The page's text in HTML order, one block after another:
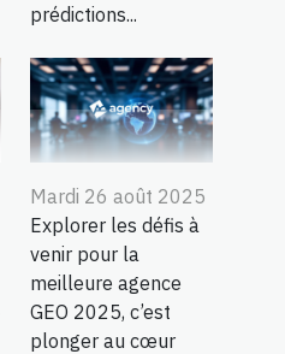
prédictions...
Mardi 26 août 2025
Explorer les défis à
venir pour la
meilleure agence
GEO 2025, c’est
plonger au cœur